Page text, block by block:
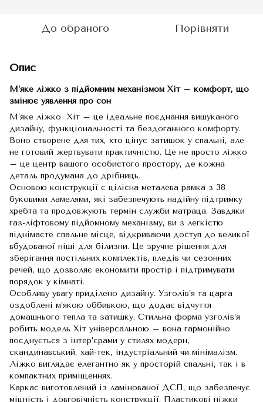
До обраного Порівняти
Опис
М’яке ліжко з підйомним механізмом Хіт – комфорт, що
змінює уявлення про сон
М’яке ліжко Хіт – це ідеальне поєднання вишуканого
дизайну, функціональності та бездоганного комфорту.
Воно створене для тих, хто цінує затишок у спальні, але
не готовий жертвувати практичністю. Це не просто ліжко
– це центр вашого особистого простору, де кожна
деталь продумана до дрібниць.
Основою конструкції є цілісна металева рамка з 38
буковими ламелями, які забезпечують надійну підтримку
хребта та продовжують термін служби матраца. Завдяки
газ-ліфтовому підйомному механізму, ви з легкістю
піднімаєте спальне місце, відкриваючи доступ до великої
вбудованої ніші для білизни. Це зручне рішення для
зберігання постільних комплектів, пледів чи сезонних
речей, що дозволяє економити простір і підтримувати
порядок у кімнаті.
Особливу увагу приділено дизайну. Узголів’я та царга
оздоблені м’якою оббивкою, що додає відчуття
домашнього тепла та затишку. Стильна форма узголів’я
робить модель Хіт універсальною – вона гармонійно
поєднується з інтер’єрами у стилях модерн,
скандинавський, хай-тек, індустріальний чи мінімалізм.
Ліжко виглядає елегантно як у просторій спальні, так і в
компактних приміщеннях.
Каркас виготовлений із ламінованої ДСП, що забезпечує
міцність і довговічність конструкції. Пластикові ніжки